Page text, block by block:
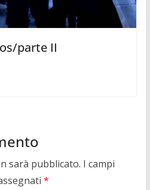
parte II
sarà pubblicato. I campi
*